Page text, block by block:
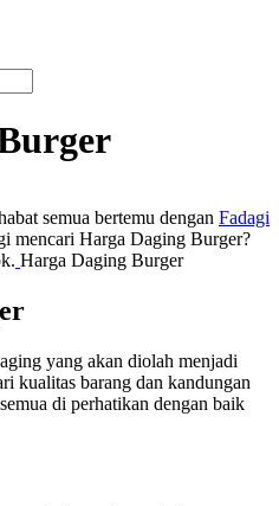
semua bertemu dengan Fadagi
mencari Harga Daging Burger?
Harga Daging Burger
yang akan diolah menjadi
kualitas barang dan kandungan
di perhatikan dengan baik